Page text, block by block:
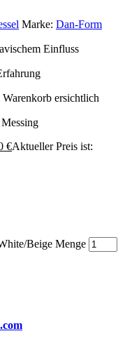
Marke: Dan-Form
Einfluss
ersichtlich
€Aktueller Preis ist:
Beige Menge